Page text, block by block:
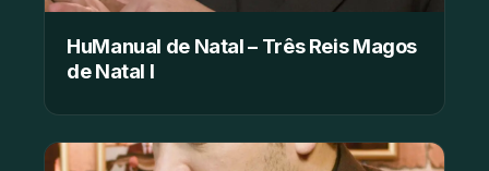
HuManual de Natal – Três Reis Magos
de Natal I